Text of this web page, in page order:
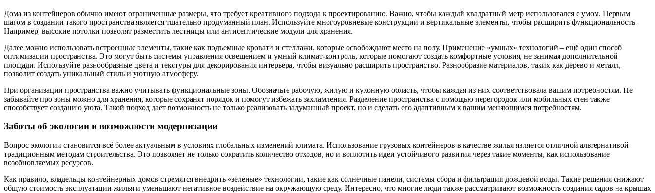
Дома из контейнеров обычно имеют ограниченные размеры, что требует креативного подхода к проектированию. Важно, чтобы каждый квадратный метр использовался с умом. Первым
шагом в создании такого пространства является тщательно продуманный план. Используйте многоуровневые конструкции и вертикальные элементы, чтобы расширить функциональность.
Например, высокие потолки позволят разместить лестницы или антисептические модули для хранения.
Далее можно использовать встроенные элементы, такие как подъемные кровати и стеллажи, которые освобождают место на полу. Применение «умных» технологий – ещё один способ
оптимизации пространства. Это могут быть системы управления освещением и умный климат-контроль, которые помогают создать комфортные условия, не занимая дополнительной
площади. Используйте разнообразные цвета и текстуры для декорирования интерьера, чтобы визуально расширить пространство. Разнообразие материалов, таких как дерево и металл,
позволит создать уникальный стиль и уютную атмосферу.
При организации пространства важно учитывать функциональные зоны. Обозначьте рабочую, жилую и кухонную область, чтобы каждая из них соответствовала вашим потребностям. Не
забывайте про зоны можно для хранения, которые сохранят порядок и помогут избежать захламления. Разделение пространства с помощью перегородок или мобильных стен также
способствует созданию уюта. Такой подход дает возможность не только реализовать задуманный проект, но и сделать его адаптивным к вашим меняющимся потребностям.
Заботы об экологии и возможности модернизации
Вопрос экологии становится всё более актуальным в условиях глобальных изменений климата. Использование грузовых контейнеров в качестве жилья является отличной альтернативой
традиционным методам строительства. Это позволяет не только сократить количество отходов, но и воплотить идеи устойчивого развития через такие моменты, как использование
возобновляемых ресурсов.
Как правило, владельцы контейнерных домов стремятся внедрить «зеленые» технологии, такие как солнечные панели, системы сбора и фильтрации дождевой воды. Такие решения снижают
общую стоимость эксплуатации жилья и уменьшают негативное воздействие на окружающую среду. Интересно, что многие люди также рассматривают возможность создания садов на крышах